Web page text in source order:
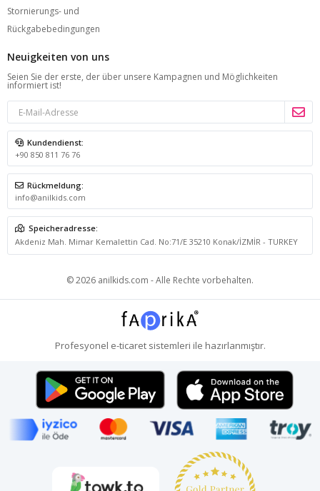
Stornierungs- und
Rückgabebedingungen
Neuigkeiten von uns
Seien Sie der erste, der über unsere Kampagnen und Möglichkeiten
informiert ist!
Kundendienst:
+90 850 811 76 76
Rückmeldung:
info@anilkids.com
Speicheradresse:
Akdeniz Mah. Mimar Kemalettin Cad. No:71/E 35210 Konak/İZMİR - TURKEY
© 2026 anilkids.com - Alle Rechte vorbehalten.
Profesyonel e-ticaretsistemleri ile hazırlanmıştır.